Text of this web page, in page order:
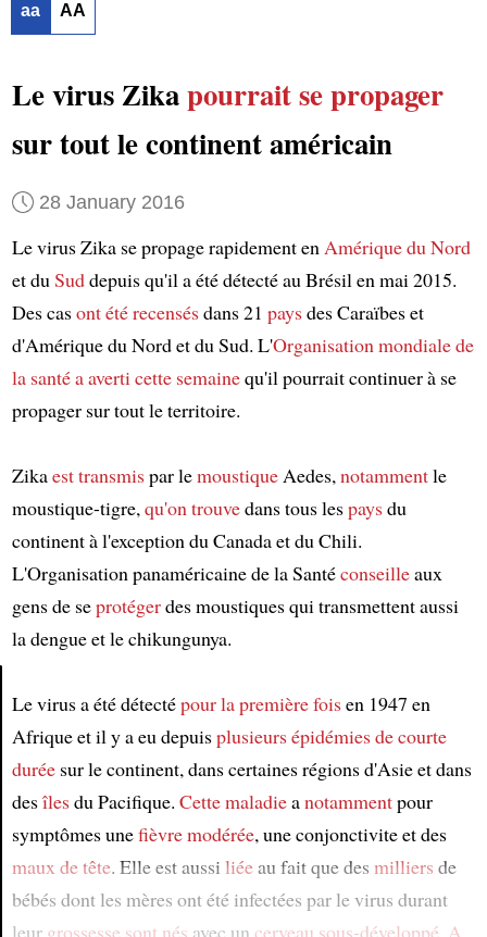
Article
aa AA
Le virus Zikapourrait se propager
sur tout le continent américain
28 January 2016
Le virus Zika se propage rapidement enAmérique du Nord
et duSuddepuis qu'il a été détecté au Brésil en mai 2015.
Des casont été recensésdans 21 paysdes Caraïbes et
d'Amérique du Nord et du Sud. L'Organisation mondiale de
la santéa averticette semainequ'il pourrait continuer à se
propager sur tout le territoire.
Zikaest transmispar lemoustiqueAedes,notammentle
moustique-tigre,qu'on trouvedans tous lespaysdu
continent à l'exception du Canada et du Chili.
L'Organisation panaméricaine de la Santéconseilleaux
gens de seprotégerdes moustiques qui transmettent aussi
la dengue et le chikungunya.
Le virus a été détectépour la première foisen 1947 en
Afrique et il y a eu depuisplusieurs épidémiesde courte
duréesur le continent, dans certaines régions d'Asie et dans
desîlesdu Pacifique. Cette maladieanotammentpour
symptômes unefièvre modérée, une conjonctivite et des
maux de tête. Elle est aussi liéeau fait que des milliers de
bébés dont les mères ont été infectées par le virus durant
leur grossesse sont nés avec un cerveau sous-développé. A